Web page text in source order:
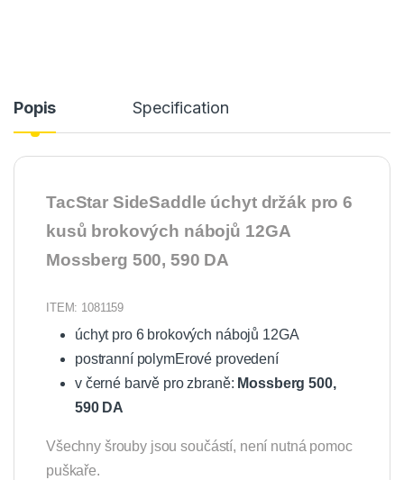
Popis Specification
TacStar SideSaddle úchyt držák pro 6
kusů brokových nábojů 12GA
Mossberg 500, 590 DA
ITEM: 1081159
úchyt pro 6 brokových nábojů 12GA
postranní polymErové provedení
v černé barvě pro zbraně: Mossberg 500,
590 DA
Všechny šrouby jsou součástí, není nutná pomoc
puškaře.